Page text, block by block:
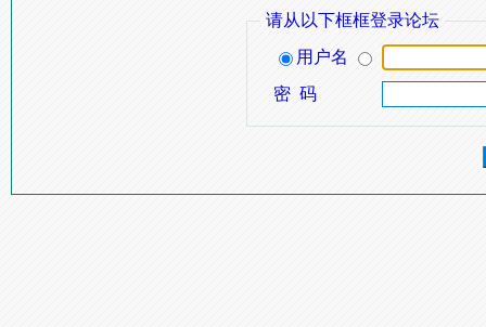
请从以下框框登录论坛
用户名
密 码